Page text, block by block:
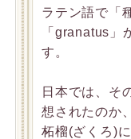
ラテン語で「
「granatus」
す。
日本では、そ
想されたのか、
柘榴(ざくろ)